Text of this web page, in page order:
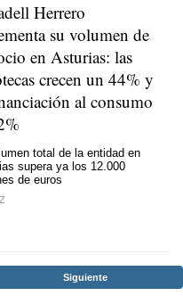
Herrero
su volumen de
en Asturias: las
crecen un 44% y
al consumo
total de la entidad en
supera ya los 12.000
de euros
Siguiente